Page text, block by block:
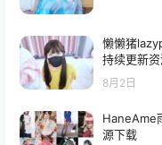
懒懒猪
持续更新
8月2日
HaneAme
源下载